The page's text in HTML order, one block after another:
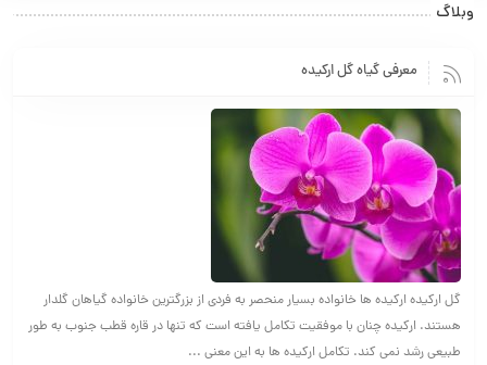
وبلاگ
معرفی گیاه گل ارکیده
گل ارکیده ارکیده ها خانواده بسیار منحصر به فردی از بزرگترین خانواده گیاهان گلدار
هستند. ارکیده چنان با موفقیت تکامل یافته است که تنها در قاره قطب جنوب به طور
طبیعی رشد نمی کند. تکامل ارکیده ها به این معنی ...